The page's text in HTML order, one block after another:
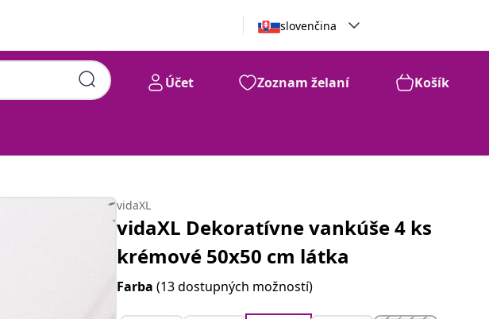
slovenčina
Účet Zoznam želaní Košík
vidaXL
vidaXL Dekoratívne vankúše 4 ks
krémové 50x50 cm látka
Farba(13 dostupných možností)